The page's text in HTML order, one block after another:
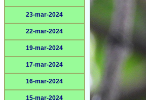
23-mar-2024
22-mar-2024
19-mar-2024
17-mar-2024
16-mar-2024
15-mar-2024